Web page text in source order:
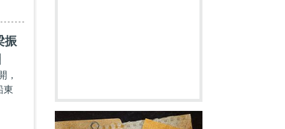
振
，
東